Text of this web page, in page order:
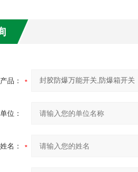
产品：
位：
名：